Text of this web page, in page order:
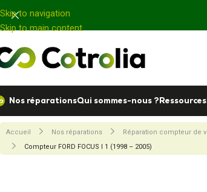
Panneau de gestion des cookies
Skip to navigation
Skip to main content
Nos réparationsQui sommes-nous ?Ressources
Accueil Nos réparations
Réparation compteur de
Compteur FORD FOCUS I 1 (1998 – 2005)